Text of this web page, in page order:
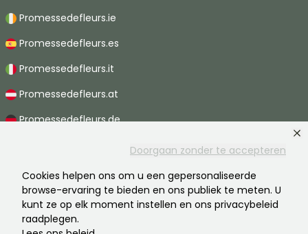
Doorgaan zonder te accepteren
Cookies helpen ons om u een gepersonaliseerde
browse-ervaring te bieden en ons publiek te meten. U
kunt ze op elk moment instellen en ons privacybeleid
raadplegen.
Promessedefleurs.ie
Promessedefleurs.es
Promessedefleurs.it
Promessedefleurs.at
Promessedefleurs.de
Promessedefleurs.pt
Promessedefleurs.ch